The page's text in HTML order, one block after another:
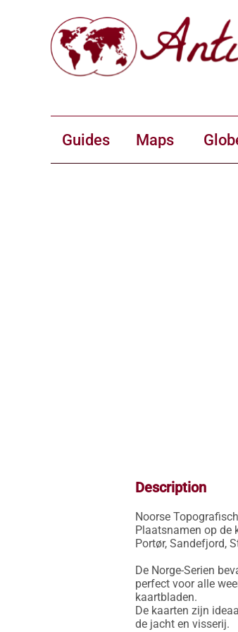
Guides Maps
Description
Noorse
Plaatsnamen op de
Portør, Sandefjord,
De Norge-Serien
perfect voor alle
kaartbladen.
De kaarten zijn
de jacht en visserij.